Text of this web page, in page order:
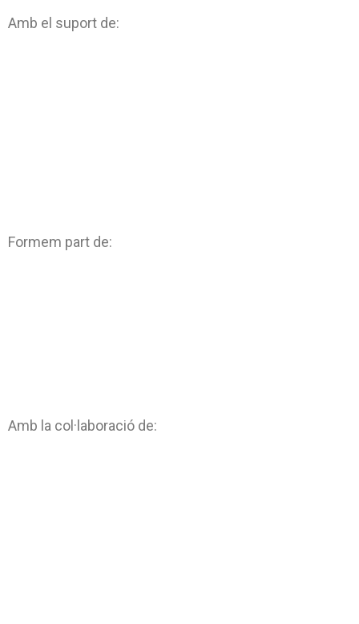
Amb el suport de:
Formem part de:
Amb la col·laboració de: